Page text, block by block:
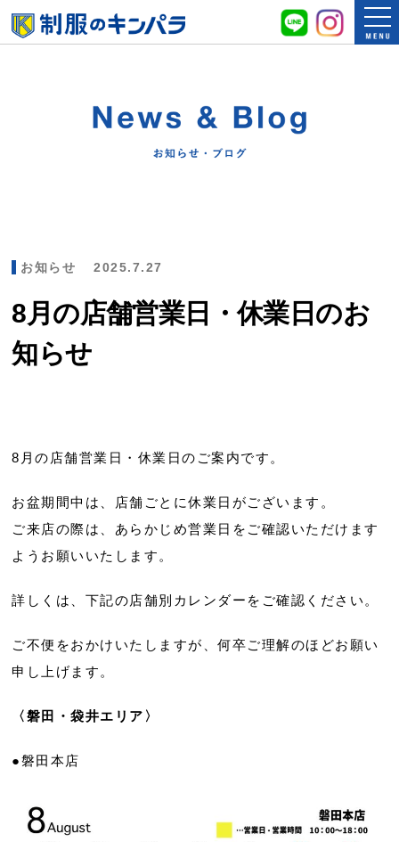
お知らせ 2025.7.27
8月の店舗営業日・休業日のお
知らせ
8月の店舗営業日・休業日のご案内です。
お盆期間中は、店舗ごとに休業日がございます。
ご来店の際は、あらかじめ営業日をご確認いただけます
ようお願いいたします。
詳しくは、下記の店舗別カレンダーをご確認ください。
ご不便をおかけいたしますが、何卒ご理解のほどお願い
申し上げます。
〈磐田・袋井エリア〉
●磐田本店